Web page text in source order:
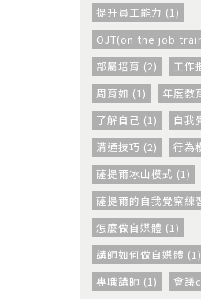
提升員工能力 (1)
OJT(on the job
部屬培育 (2)
工作
周育如 (1)
年度教
了解自己 (1)
自我
溝通技巧 (2)
行為
薩提爾冰山模式 (1)
薩提爾的自我覺察練
怎麼做自媒體 (1)
講師如何做自媒體 (1)
專職講師 (1)
會議